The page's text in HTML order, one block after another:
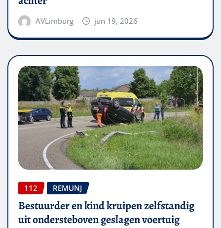
AVLimburg jun 19, 2026
112 REMUNJ
Bestuurder en kind kruipen zelfstandig
uit ondersteboven geslagen voertuig